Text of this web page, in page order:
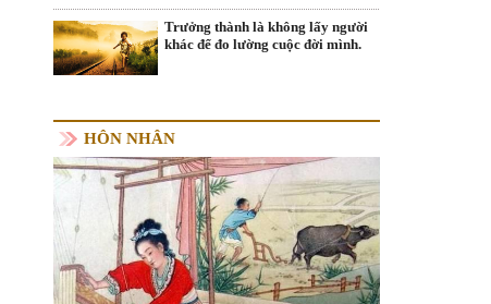
Trưởng thành là không lấy người
khác để đo lường cuộc đời mình.
HÔN NHÂN